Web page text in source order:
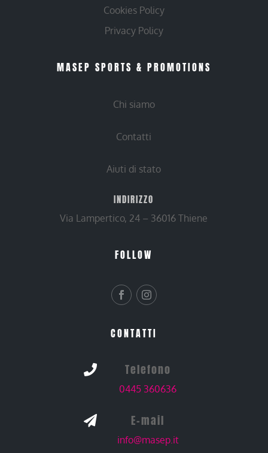
Cookies Policy
Privacy Policy
MASEP SPORTS & PROMOTIONS
Chi siamo
Contatti
Aiuti di stato
INDIRIZZO
Via Lampertico, 24 – 36016 Thiene
FOLLOW
CONTATTI
 Telefono
0445 360636
 E-mail
info@masep.it